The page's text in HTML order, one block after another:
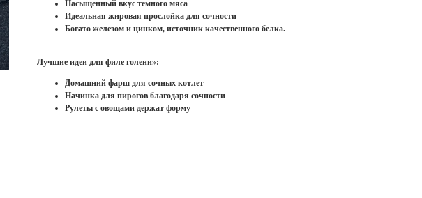
Насыщенный вкус темного мяса
Идеальная жировая прослойка для сочности
Богато железом и цинком, источник качественного белка.
Лучшие идеи для филе голени»:
Домашний фарш для сочных котлет
Начинка для пирогов благодаря сочности
Рулеты с овощами держат форму